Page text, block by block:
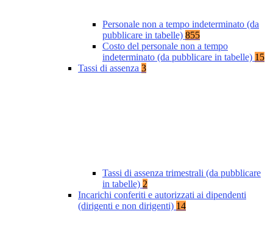
Personale non a tempo indeterminato (da
pubblicare in tabelle) 855
Costo del personale non a tempo
indeterminato (da pubblicare in tabelle) 15
Tassi di assenza 3
Tassi di assenza trimestrali (da pubblicare
in tabelle) 2
Incarichi conferiti e autorizzati ai dipendenti
(dirigenti e non dirigenti) 14